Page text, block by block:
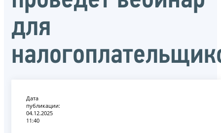
для
Дата
публикации:
04.12.2025
11:40